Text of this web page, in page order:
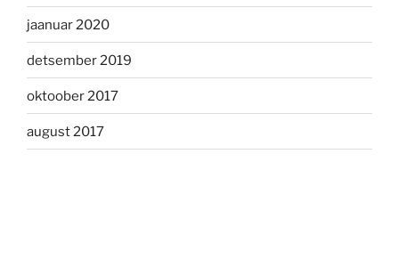
jaanuar 2020
detsember 2019
oktoober 2017
august 2017